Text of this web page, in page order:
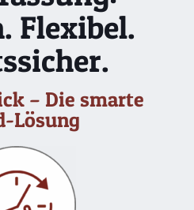
Flexibel.
– Die smarte
Lösung